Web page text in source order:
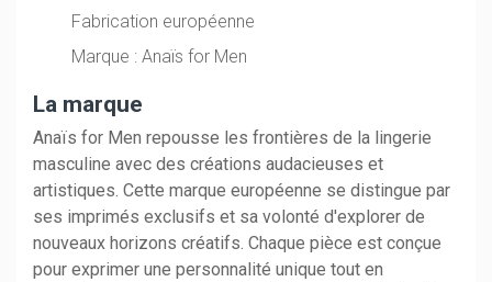
Fabrication européenne
Marque : Anaïs for Men
La marque
Anaïs for Men repousse les frontières de la lingerie
masculine avec des créations audacieuses et
artistiques. Cette marque européenne se distingue par
ses imprimés exclusifs et sa volonté d'explorer de
nouveaux horizons créatifs. Chaque pièce est conçue
pour exprimer une personnalité unique tout en